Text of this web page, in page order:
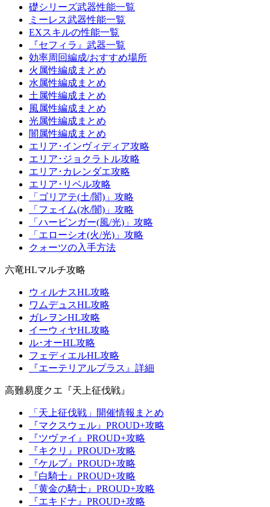
礎シリーズ武器性能一覧
ミーレス武器性能一覧
EXスキルの性能一覧
『セフィラ』武器一覧
効率周回編成/おすすめ場所
火属性編成まとめ
水属性編成まとめ
土属性編成まとめ
風属性編成まとめ
光属性編成まとめ
闇属性編成まとめ
エリア･インヴィディア攻略
エリア･ジョクラトル攻略
エリア･カレンダエ攻略
エリア･リベル攻略
「ゴリアテ(土/闇)」攻略
「フェイム(水/闇)」攻略
「ハービンガー(風/光)」攻略
「エローシオ(火/光)」攻略
クォーツの入手方法
六竜HLマルチ攻略
ウィルナスHL攻略
ワムデュスHL攻略
ガレヲンHL攻略
イーウィヤHL攻略
ル･オーHL攻略
フェディエルHL攻略
『エーテリアルプラス』詳細
高難易度クエ『天上征伐戦』
「天上征伐戦」開催情報まとめ
『マクスウェル』PROUD+攻略
『ツヴァイ』PROUD+攻略
『キクリ』PROUD+攻略
『ケルブ』PROUD+攻略
『白騎士』PROUD+攻略
『黄金の騎士』PROUD+攻略
『エキドナ』PROUD+攻略